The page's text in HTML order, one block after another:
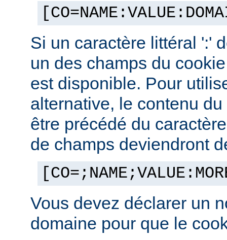
Si un caractère littéral ':'
un des champs du
est disponible. Pour
alternative, le contenu
être précédé du
de champs deviendront
Vous devez déclarer un
domaine pour que le